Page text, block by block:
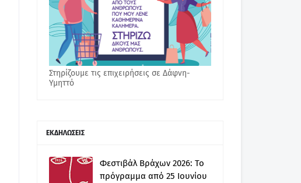
Στηρίζουμε τις επιχειρήσεις σε Δάφνη-
Υμηττό
ΕΚΔΗΛΩΣΕΙΣ
Φεστιβάλ Βράχων 2026: Το
πρόγραμμα από 25 Ιουνίου